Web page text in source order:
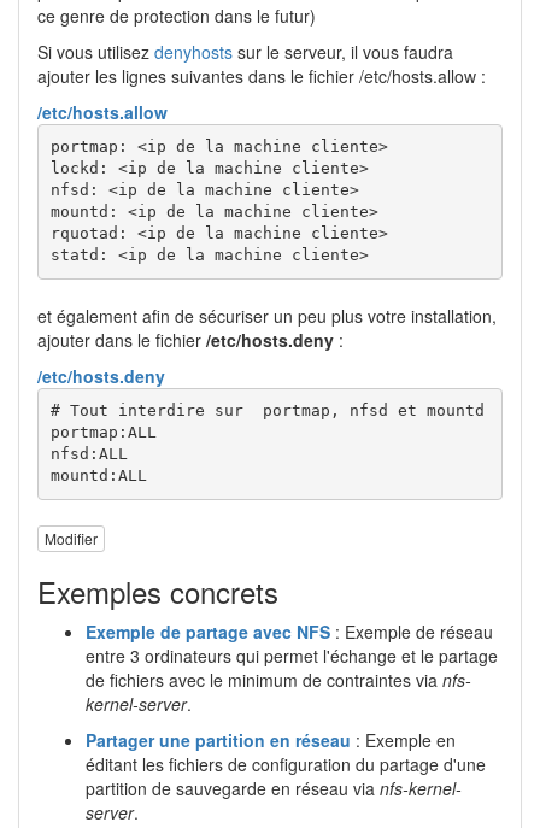
ce genre de protection dans le futur)
Si vous utilisez denyhosts sur le serveur, il vous faudra
ajouter les lignes suivantes dans le fichier /etc/hosts.allow :
/etc/hosts.allow
portmap: <ip de la machine cliente>
lockd: <ip de la machine cliente>
nfsd: <ip de la machine cliente>
mountd: <ip de la machine cliente>
rquotad: <ip de la machine cliente>
statd: <ip de la machine cliente>
et également afin de sécuriser un peu plus votre installation,
ajouter dans le fichier /etc/hosts.deny :
/etc/hosts.deny
# Tout interdire sur  portmap, nfsd et mountd
portmap:ALL
nfsd:ALL
mountd:ALL
Modifier
Exemples concrets
Exemple de partage avec NFS : Exemple de réseau
entre 3 ordinateurs qui permet l'échange et le partage
de fichiers avec le minimum de contraintes via nfs-
kernel-server.
Partager une partition en réseau : Exemple en
éditant les fichiers de configuration du partage d'une
partition de sauvegarde en réseau via nfs-kernel-
server.